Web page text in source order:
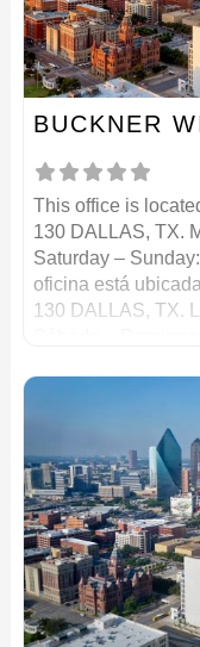
BUCKNER
This office is
130 DALLAS, TX.
Saturday –
oficina está
130 DALLAS, TX.